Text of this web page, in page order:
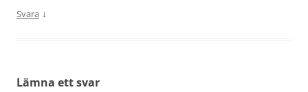
Svara ↓
Lämna ett svar